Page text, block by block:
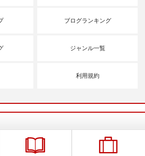
ブログランキング
ジャンル一覧
利用規約